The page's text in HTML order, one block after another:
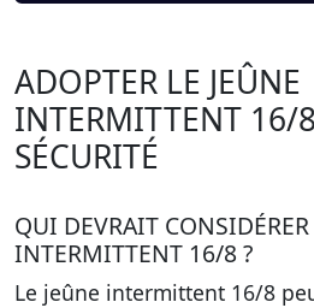
ADOPTER LE JEÛNE
INTERMITTENT 16/
SÉCURITÉ
QUI DEVRAIT CONSIDÉRER
INTERMITTENT 16/8 ?
Le jeûne intermittent 16/8